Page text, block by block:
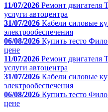
11/07/2026 Ремонт двигателя
услуги автоцентра
31/07/2026 Кабели силовые
электрообеспечения
06/08/2026 Купить тесто
цене
11/07/2026 Ремонт двигателя
услуги автоцентра
31/07/2026 Кабели силовые
электрообеспечения
06/08/2026 Купить тесто
цене